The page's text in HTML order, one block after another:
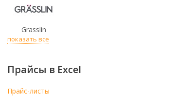
Grasslin
показать все
Прайсы в Excel
Прайс-листы